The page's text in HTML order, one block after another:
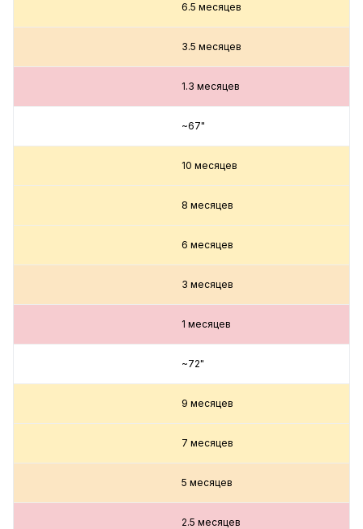
6.5 месяцев
3.5 месяцев
1.3 месяцев
~67"
10 месяцев
8 месяцев
6 месяцев
3 месяцев
1 месяцев
~72"
9 месяцев
7 месяцев
5 месяцев
2.5 месяцев